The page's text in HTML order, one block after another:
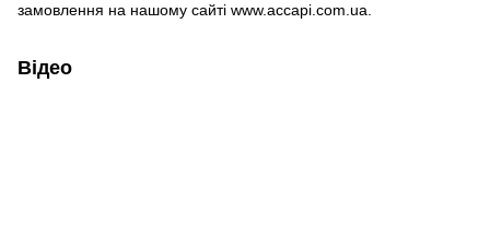
замовлення на нашому сайті www.accapi.com.ua.
Відео